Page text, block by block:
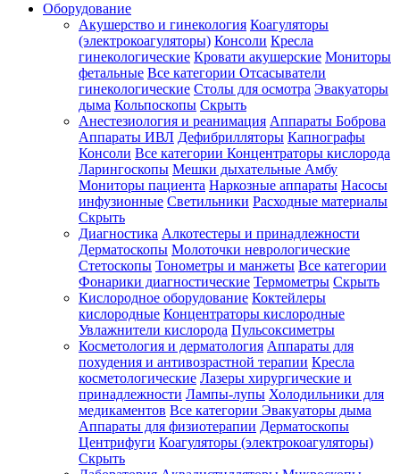
Оборудование
Акушерство и гинекология Коагуляторы
(электрокоагуляторы) Консоли Кресла
гинекологические Кровати акушерские Мониторы
фетальные Все категории Отсасыватели
гинекологические Столы для осмотра Эвакуаторы
дыма Кольпоскопы Скрыть
Анестезиология и реанимация Аппараты Боброва
Аппараты ИВЛ Дефибрилляторы Капнографы
Консоли Все категории Концентраторы кислорода
Ларингоскопы Мешки дыхательные Амбу
Мониторы пациента Наркозные аппараты Насосы
инфузионные Светильники Расходные материалы
Скрыть
Диагностика Алкотестеры и принадлежности
Дерматоскопы Молоточки неврологические
Стетоскопы Тонометры и манжеты Все категории
Фонарики диагностические Термометры Скрыть
Кислородное оборудование Коктейлеры
кислородные Концентраторы кислородные
Увлажнители кислорода Пульсоксиметры
Косметология и дерматология Аппараты для
похудения и антивозрастной терапии Кресла
косметологические Лазеры хирургические и
принадлежности Лампы-лупы Холодильники для
медикаментов Все категории Эвакуаторы дыма
Аппараты для физиотерапии Дерматоскопы
Центрифуги Коагуляторы (электрокоагуляторы)
Скрыть